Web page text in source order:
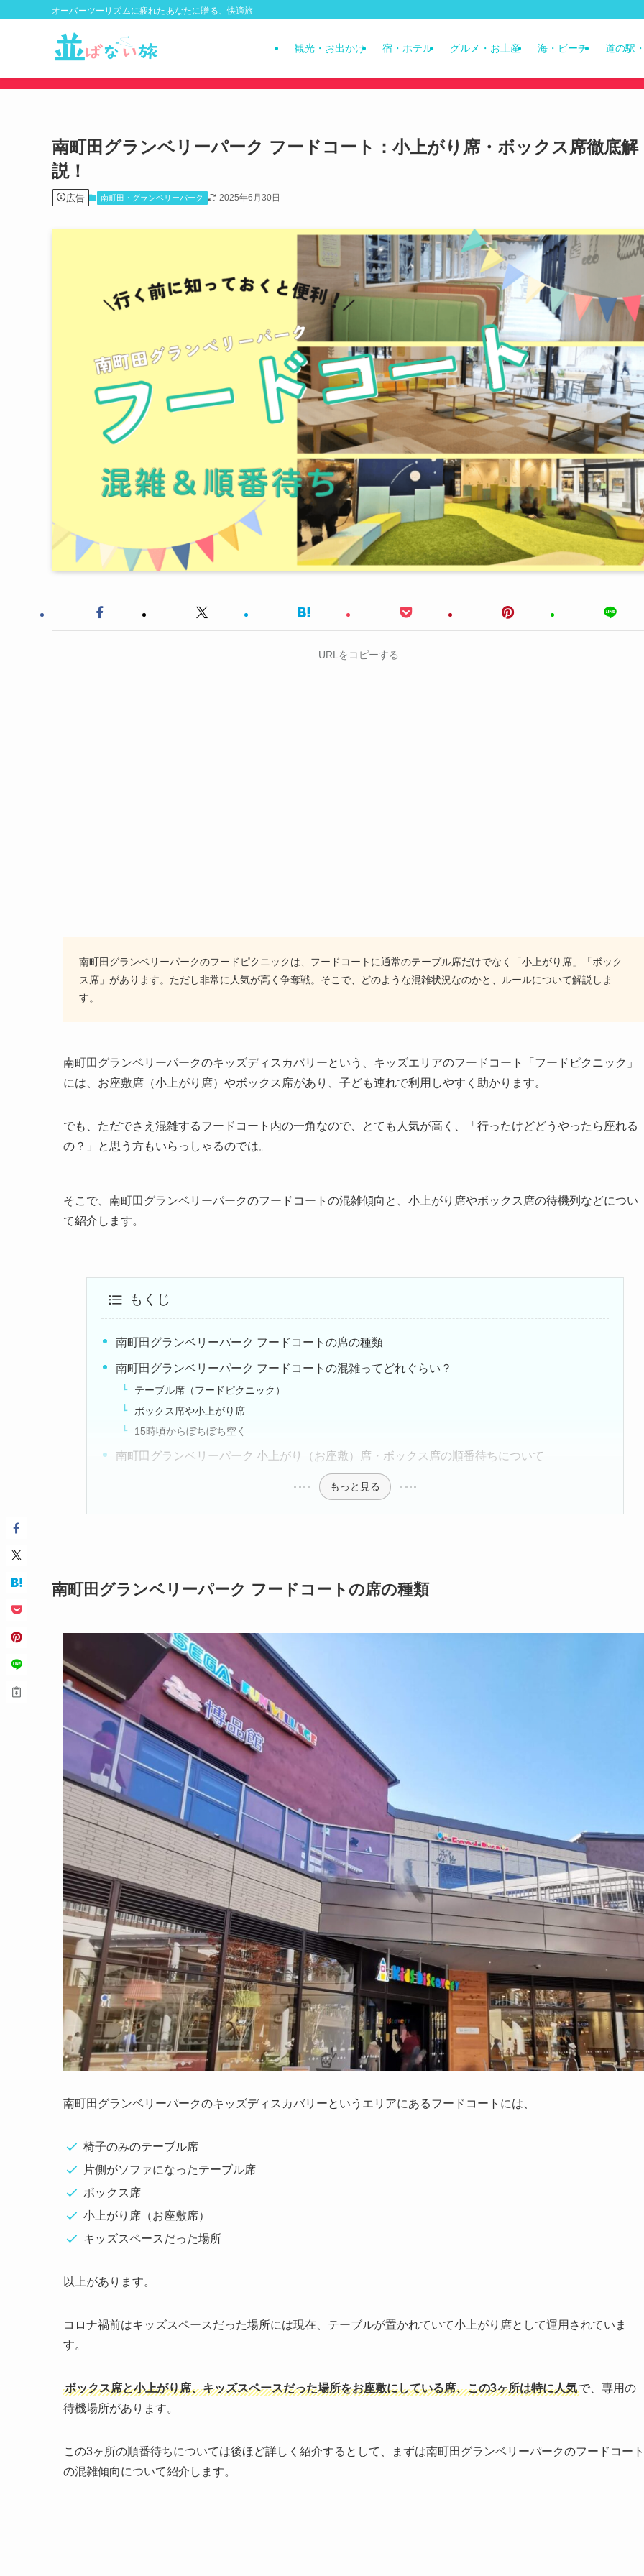
オーバーツーリズムに疲れたあなたに贈る、快適旅
観光・お出かけ 宿・ホテル グルメ・お土産 海・ビーチ 道の駅
南町田グランベリーパーク フードコート：小上がり席・ボックス席徹底解
説！
広告 南町田・グランベリーパーク 2025年6月30日
URLをコピーする
南町田グランベリーパークのフードピクニックは、フードコートに通常のテーブル席だけでなく「小上がり席」「ボック
ス席」があります。ただし非常に人気が高く争奪戦。そこで、どのような混雑状況なのかと、ルールについて解説しま
す。
南町田グランベリーパークのキッズディスカバリーという、キッズエリアのフードコート「フードピクニック」
には、お座敷席（小上がり席）やボックス席があり、子ども連れで利用しやすく助かります。
でも、ただでさえ混雑するフードコート内の一角なので、とても人気が高く、「行ったけどどうやったら座れる
の？」と思う方もいらっしゃるのでは。
そこで、南町田グランベリーパークのフードコートの混雑傾向と、小上がり席やボックス席の待機列などについ
て紹介します。
もくじ
南町田グランベリーパーク フードコートの席の種類
南町田グランベリーパーク フードコートの混雑ってどれぐらい？
テーブル席（フードピクニック）
ボックス席や小上がり席
15時頃からぼちぼち空く
南町田グランベリーパーク 小上がり（お座敷）席・ボックス席の順番待ちについて
もっと見る
南町田グランベリーパーク フードコートの席の種類
南町田グランベリーパークのキッズディスカバリーというエリアにあるフードコートには、
椅子のみのテーブル席
片側がソファになったテーブル席
ボックス席
小上がり席（お座敷席）
キッズスペースだった場所
以上があります。
コロナ禍前はキッズスペースだった場所には現在、テーブルが置かれていて小上がり席として運用されていま
す。
ボックス席と小上がり席、キッズスペースだった場所をお座敷にしている席、この3ヶ所は特に人気で、専用の
待機場所があります。
この3ヶ所の順番待ちについては後ほど詳しく紹介するとして、まずは南町田グランベリーパークのフードコート
の混雑傾向について紹介します。